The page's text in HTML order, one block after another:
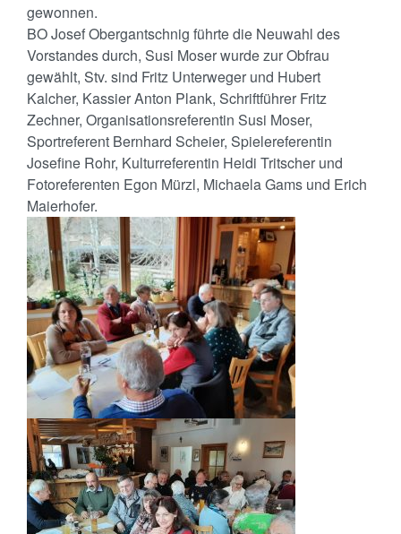
gewonnen.
BO Josef Obergantschnig führte die Neuwahl des
Vorstandes durch, Susi Moser wurde zur Obfrau
gewählt, Stv. sind Fritz Unterweger und Hubert
Kalcher, Kassier Anton Plank, Schriftführer Fritz
Zechner, Organisationsreferentin Susi Moser,
Sportreferent Bernhard Scheier, Spielereferentin
Josefine Rohr, Kulturreferentin Heidi Tritscher und
Fotoreferenten Egon Mürzl, Michaela Gams und Erich
Maierhofer.